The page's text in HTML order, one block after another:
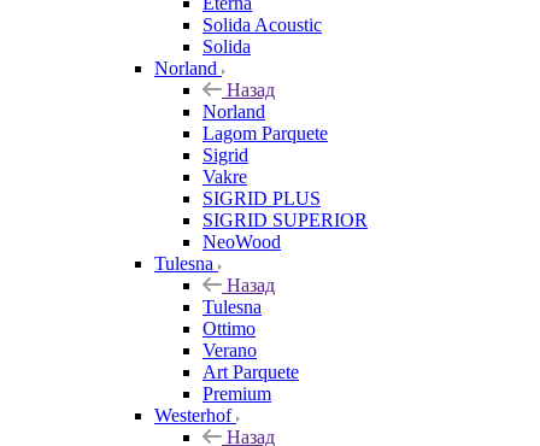
Solida Acoustic
Solida
Norland
Назад
Norland
Lagom Parquete
Sigrid
Vakre
SIGRID PLUS
SIGRID SUPERIOR
NeoWood
Tulesna
Назад
Tulesna
Ottimo
Verano
Art Parquete
Premium
Westerhof
Назад